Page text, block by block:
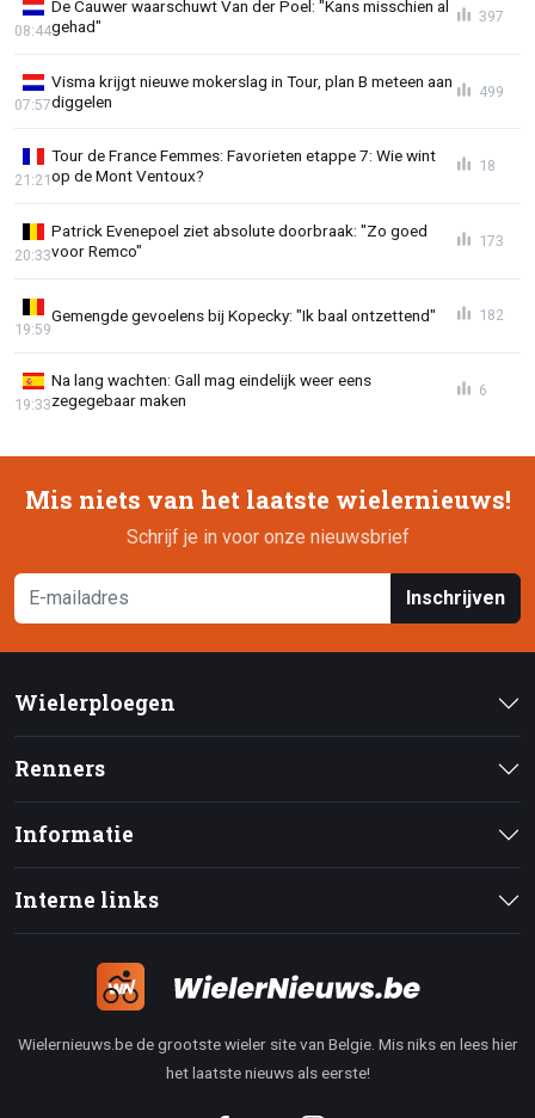
De Cauwer waarschuwt Van der Poel: "Kans misschien al
gehad"
08:44
397
Visma krijgt nieuwe mokerslag in Tour, plan B meteen aan
diggelen
07:57
499
Tour de France Femmes: Favorieten etappe 7: Wie wint
op de Mont Ventoux?
21:21
18
Patrick Evenepoel ziet absolute doorbraak: "Zo goed
voor Remco"
20:33
173
Gemengde gevoelens bij Kopecky: "Ik baal ontzettend"
19:59
182
Na lang wachten: Gall mag eindelijk weer eens
zegegebaar maken
19:33
6
Mis niets van het laatste wielernieuws!
Schrijf je in voor onze nieuwsbrief
Inschrijven
Wielerploegen
Renners
Informatie
Interne links
Wielernieuws.be de grootste wieler site van Belgie. Mis niks en lees hier
het laatste nieuws als eerste!